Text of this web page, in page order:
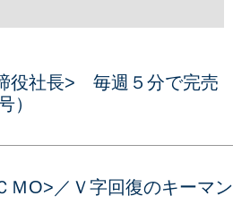
役社長> 毎週５分で完売
）
О>／Ｖ字回復のキーマン